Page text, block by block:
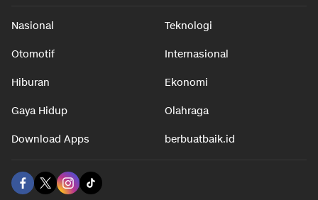
Nasional Teknologi
Otomotif Internasional
Hiburan Ekonomi
Gaya Hidup Olahraga
Download Apps berbuatbaik.id